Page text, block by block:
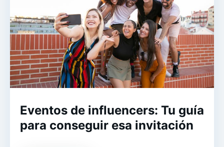
Eventos de influencers: Tu guía
para conseguir esa invitación